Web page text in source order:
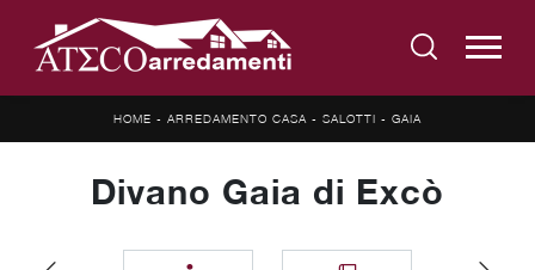
HOME - ARREDAMENTO CASA - SALOTTI - GAIA
Divano Gaia di Excò